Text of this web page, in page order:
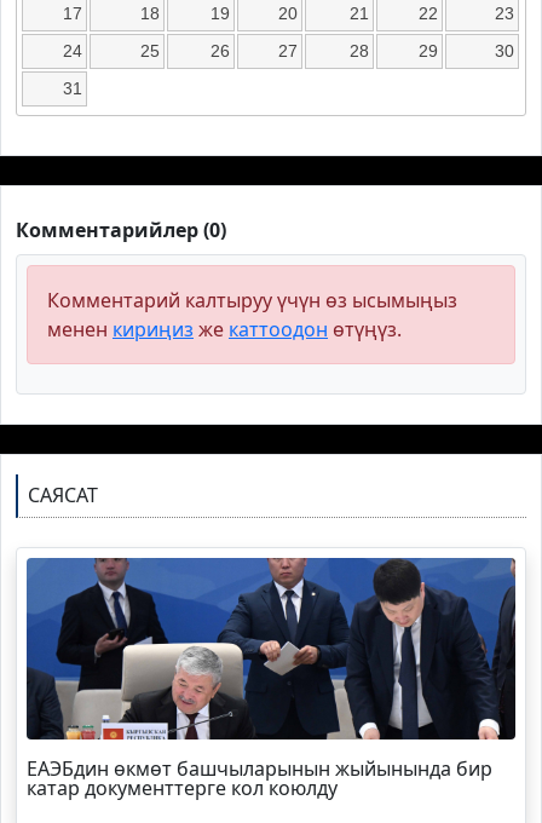
17
18 19 20 21 22
23
24
25 26 27 28 29
30
31
Комментарийлер (0)
Комментарий калтыруу үчүн өз ысымыңыз
менен кириңиз же каттоодон өтүңүз.
САЯСАТ
ЕАЭБдин өкмөт башчыларынын жыйынында бир
катар документтерге кол коюлду